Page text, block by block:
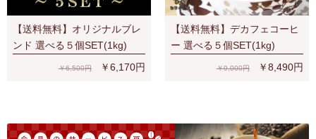
【送料無料】オリジナルブレ
ンド 選べる５個SET(1kg)
￥6,500円 ￥6,170円
【送料無料】デカフェコーヒ
ー 選べる５個SET(1kg)
￥9,000円 ￥8,490円